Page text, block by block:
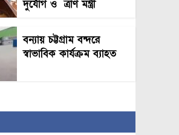
দুর্যোগ ও ত্রাণ মন্ত্রী
বন্যায় চট্টগ্রাম বন্দরে
স্বাভাবিক কার্যক্রম ব্যাহত